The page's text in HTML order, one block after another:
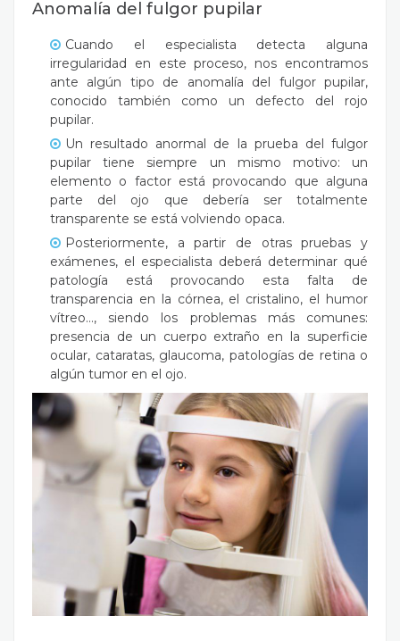
Anomalía del fulgor pupilar
Cuando el especialista detecta alguna
irregularidad en este proceso, nos encontramos
ante algún tipo de anomalía del fulgor pupilar,
conocido también como un defecto del rojo
pupilar.
Un resultado anormal de la prueba del fulgor
pupilar tiene siempre un mismo motivo: un
elemento o factor está provocando que alguna
parte del ojo que debería ser totalmente
transparente se está volviendo opaca.
Posteriormente, a partir de otras pruebas y
exámenes, el especialista deberá determinar qué
patología está provocando esta falta de
transparencia en la córnea, el cristalino, el humor
vítreo…, siendo los problemas más comunes:
presencia de un cuerpo extraño en la superficie
ocular, cataratas, glaucoma, patologías de retina o
algún tumor en el ojo.